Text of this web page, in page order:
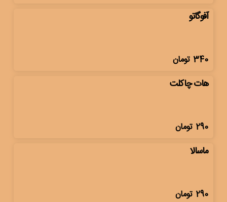
آفوگاتو
340 تومان
هات چاکلت
290 تومان
ماسالا
290 تومان